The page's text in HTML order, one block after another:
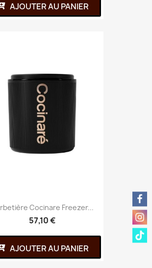
AJOUTER AU PANIER
Cocinare Freezer...
57,10 €
AJOUTER AU PANIER